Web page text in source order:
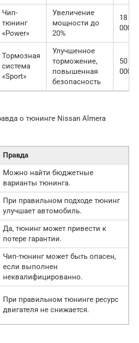
Чип-
тюнинг
«Power»
Увеличение
мощности до
20%
18
000
Тормозная
система
«Sport»
Улучшенное
торможение,
повышенная
безопасность
50
000
о тюнинге Nissan Almera
Правда
Можно найти бюджетные
варианты тюнинга.
При правильном подходе тюнинг
улучшает автомобиль.
Да, тюнинг может привести к
потере гарантии.
Чип-тюнинг может быть опасен,
если выполнен
неквалифицированно.
При правильном тюнинге ресурс
двигателя не снижается.